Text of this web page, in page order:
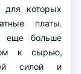
для которых
платы.
еще больше
к сырью,
силой и